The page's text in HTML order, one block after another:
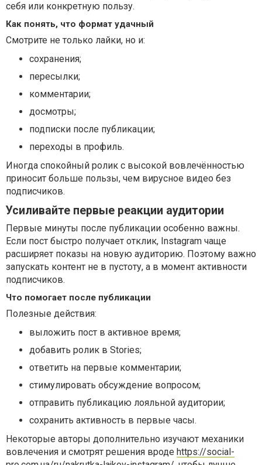
себя или конкретную пользу.
Как понять, что формат удачный
Смотрите не только лайки, но и:
сохранения;
пересылки;
комментарии;
досмотры;
подписки после публикации;
переходы в профиль.
Иногда спокойный ролик с высокой вовлечённостью
приносит больше пользы, чем вирусное видео без
подписчиков.
Усиливайте первые реакции аудитории
Первые минуты после публикации особенно важны.
Если пост быстро получает отклик, Instagram чаще
расширяет показы на новую аудиторию. Поэтому важно
запускать контент не в пустоту, а в момент активности
подписчиков.
Что помогает после публикации
Полезные действия:
выложить пост в активное время;
добавить ролик в Stories;
ответить на первые комментарии;
стимулировать обсуждение вопросом;
отправить публикацию лояльной аудитории;
сохранить активность в первые часы.
Некоторые авторы дополнительно изучают механики
вовлечения и смотрят решения вроде https://social-